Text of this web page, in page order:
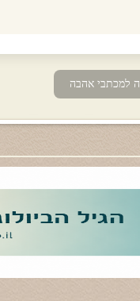
למכתבי אהבה